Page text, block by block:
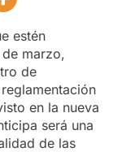
estén
marzo,
de
en la nueva
será una
de las